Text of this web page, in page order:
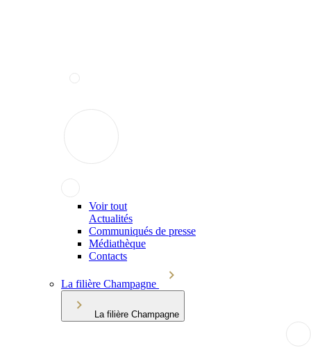
Voir tout
Actualités
Communiqués de presse
Médiathèque
Contacts
La filière Champagne
La filière Champagne